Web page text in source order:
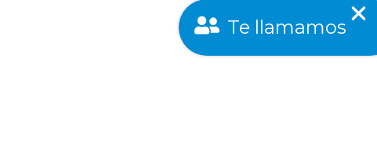
Te llamamos